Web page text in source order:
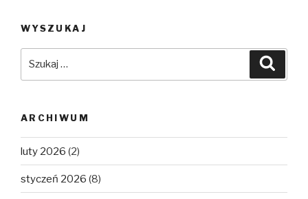
WYSZUKAJ
ARCHIWUM
luty 2026 (2)
styczeń 2026 (8)